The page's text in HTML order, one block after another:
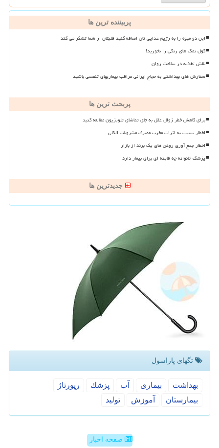
پربیننده ترین ها
این دو میوه را به رژیم غذایی تان اضافه کنید قلبتان از شما تشکر می کند
گول نمک های رنگی را نخورید!
نقش تغذیه در سلامت روان
سفارش های بهداشتی به حجاج ایرانی مراقب بیماریهای تنفسی باشید
پربحث ترین ها
برای کاهش خطر زوال عقل به جای تماشای تلویزیون مطالعه کنید
اخطار نسبت به اثرات مخرب مصرف مشروبات الکلی
اخطار جمع آوری روغن های یک برند از بازار
پزشک خانواده چه فایده ای برای بیمار دارد
جدیدترین ها
تگهای پاراسول
بهداشت بیماری آب پزشك
رپورتاژ
بیمارستان
آموزش تولید
صفحه اخبار